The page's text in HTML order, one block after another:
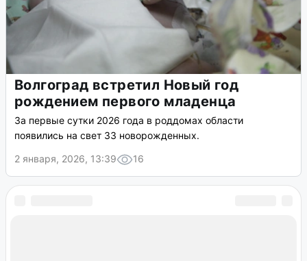
Волгоград встретил Новый год
рождением первого младенца
За первые сутки 2026 года в роддомах области
появились на свет 33 новорожденных.
2 января, 2026, 13:39
16